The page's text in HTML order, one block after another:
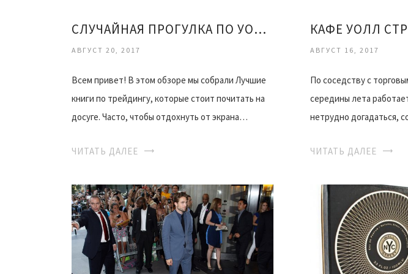
СЛУЧАЙНАЯ ПРОГУЛКА ПО УОЛЛ СТРИТ PDF
АВГУСТ 20, 2017
Всем привет! В этом обзоре мы собрали Лучшие
книги по трейдингу, которые стоит почитать на
досуге. Часто, чтобы отдохнуть от экрана…
ЧИТАТЬ ДАЛЕЕ
КАФЕ УОЛЛ
АВГУСТ 16, 2017
По соседству с
середины лета
нетрудно догадаться,
ЧИТАТЬ ДАЛЕЕ